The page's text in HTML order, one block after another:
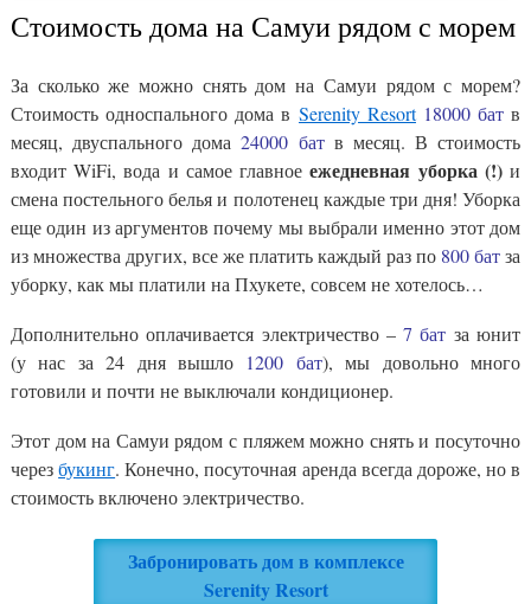
Стоимость дома на Самуи рядом с морем
За сколько же можно снять дом на Самуи рядом с морем?
Стоимость односпального дома в Serenity Resort 18000 бат в
месяц, двуспального дома24000 батв месяц. В стоимость
входит WiFi, вода и самое главноеежедневная уборка (!)и
смена постельного белья и полотенец каждые три дня! Уборка
еще один из аргументов почему мы выбрали именно этот дом
из множества других, все же платить каждый раз по 800 батза
уборку, как мы платили на Пхукете, совсем не хотелось…
Дополнительно оплачивается электричество –7 бат за юнит
(у нас за 24 дня вышло 1200 бат), мы довольно много
готовили и почти не выключали кондиционер.
Этот дом на Самуи рядом с пляжем можно снять и посуточно
черезбукинг. Конечно, посуточная аренда всегда дороже, но в
стоимость включено электричество.
Забронировать дом в комплексе
Serenity Resort